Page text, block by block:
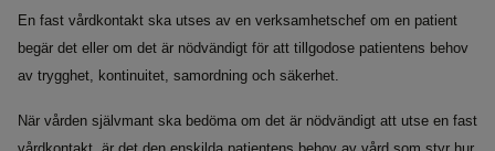
En fast vårdkontakt ska utses av en verksamhetschef om en patient
begär det eller om det är nödvändigt för att tillgodose patientens behov
av trygghet, kontinuitet, samordning och säkerhet.
När vården självmant ska bedöma om det är nödvändigt att utse en fast